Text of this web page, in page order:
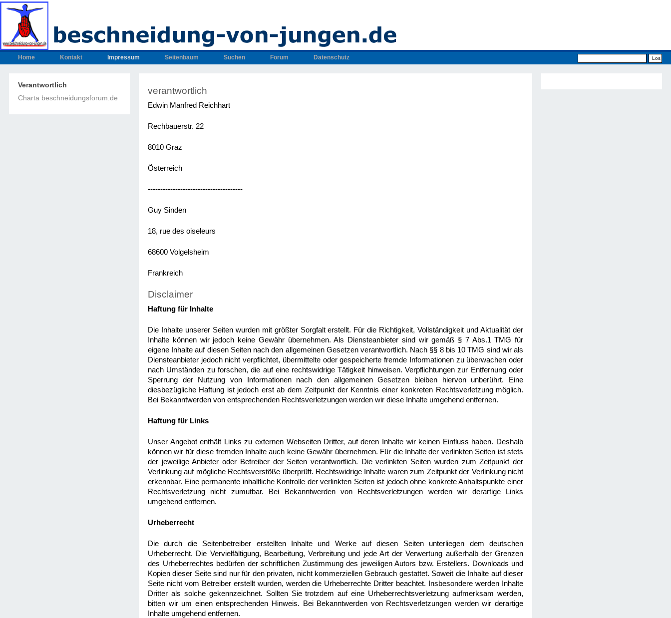
Home Kontakt Impressum Seitenbaum Suchen Forum Datenschutz
Verantwortlich
Charta beschneidungsforum.de
verantwortlich
Edwin Manfred Reichhart
Rechbauerstr. 22
8010 Graz
Österreich
--------------------------------------
Guy Sinden
18, rue des oiseleurs
68600 Volgelsheim
Frankreich
Disclaimer
Haftung für Inhalte
Die Inhalte unserer Seiten wurden mit größter Sorgfalt erstellt. Für die Richtigkeit, Vollständigkeit und Aktualität der
Inhalte können wir jedoch keine Gewähr übernehmen. Als Diensteanbieter sind wir gemäß § 7 Abs.1 TMG für
eigene Inhalte auf diesen Seiten nach den allgemeinen Gesetzen verantwortlich. Nach §§ 8 bis 10 TMG sind wir als
Diensteanbieter jedoch nicht verpflichtet, übermittelte oder gespeicherte fremde Informationen zu überwachen oder
nach Umständen zu forschen, die auf eine rechtswidrige Tätigkeit hinweisen. Verpflichtungen zur Entfernung oder
Sperrung der Nutzung von Informationen nach den allgemeinen Gesetzen bleiben hiervon unberührt. Eine
diesbezügliche Haftung ist jedoch erst ab dem Zeitpunkt der Kenntnis einer konkreten Rechtsverletzung möglich.
Bei Bekanntwerden von entsprechenden Rechtsverletzungen werden wir diese Inhalte umgehend entfernen.
Haftung für Links
Unser Angebot enthält Links zu externen Webseiten Dritter, auf deren Inhalte wir keinen Einfluss haben. Deshalb
können wir für diese fremden Inhalte auch keine Gewähr übernehmen. Für die Inhalte der verlinkten Seiten ist stets
der jeweilige Anbieter oder Betreiber der Seiten verantwortlich. Die verlinkten Seiten wurden zum Zeitpunkt der
Verlinkung auf mögliche Rechtsverstöße überprüft. Rechtswidrige Inhalte waren zum Zeitpunkt der Verlinkung nicht
erkennbar. Eine permanente inhaltliche Kontrolle der verlinkten Seiten ist jedoch ohne konkrete Anhaltspunkte einer
Rechtsverletzung nicht zumutbar. Bei Bekanntwerden von Rechtsverletzungen werden wir derartige Links
umgehend entfernen.
Urheberrecht
Die durch die Seitenbetreiber erstellten Inhalte und Werke auf diesen Seiten unterliegen dem deutschen
Urheberrecht. Die Vervielfältigung, Bearbeitung, Verbreitung und jede Art der Verwertung außerhalb der Grenzen
des Urheberrechtes bedürfen der schriftlichen Zustimmung des jeweiligen Autors bzw. Erstellers. Downloads und
Kopien dieser Seite sind nur für den privaten, nicht kommerziellen Gebrauch gestattet. Soweit die Inhalte auf dieser
Seite nicht vom Betreiber erstellt wurden, werden die Urheberrechte Dritter beachtet. Insbesondere werden Inhalte
Dritter als solche gekennzeichnet. Sollten Sie trotzdem auf eine Urheberrechtsverletzung aufmerksam werden,
bitten wir um einen entsprechenden Hinweis. Bei Bekanntwerden von Rechtsverletzungen werden wir derartige
Inhalte umgehend entfernen.